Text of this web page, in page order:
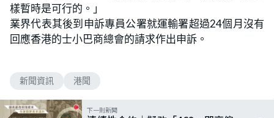
樣暫時是可行的。」
業界代表其後到申訴專員公署就運輸署超過24個月沒有
回應香港的士小巴商總會的請求作出申訴。
新聞資訊 港聞
下一則新聞